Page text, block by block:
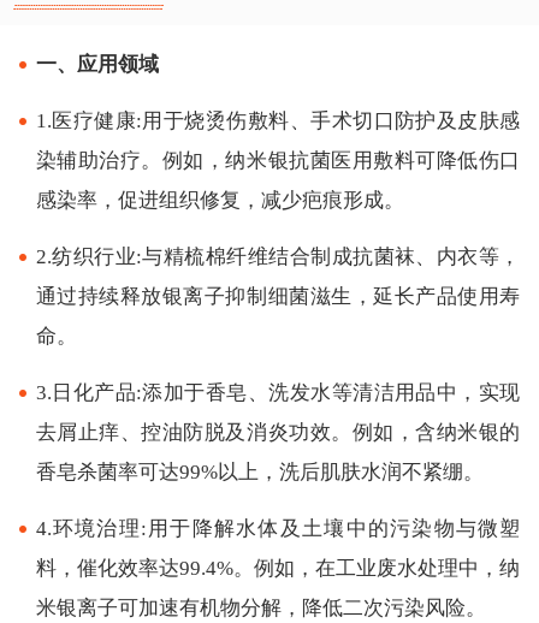
一、应用领域
1.医疗健康:用于烧烫伤敷料、手术切口防护及皮肤感
染辅助治疗。例如，纳米银抗菌医用敷料可降低伤口
感染率，促进组织修复，减少疤痕形成。
2.纺织行业:与精梳棉纤维结合制成抗菌袜、内衣等，
通过持续释放银离子抑制细菌滋生，延长产品使用寿
命。
3.日化产品:添加于香皂、洗发水等清洁用品中，实现
去屑止痒、控油防脱及消炎功效。例如，含纳米银的
香皂杀菌率可达99%以上，洗后肌肤水润不紧绷。
4.环境治理:用于降解水体及土壤中的污染物与微塑
料，催化效率达99.4%。例如，在工业废水处理中，纳
米银离子可加速有机物分解，降低二次污染风险。